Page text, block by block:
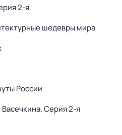
2-я
шедевры мира
России
. Серия 2-я